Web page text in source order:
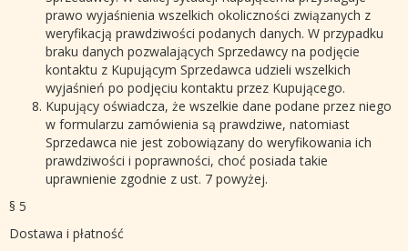
prawo wyjaśnienia wszelkich okoliczności związanych z
weryfikacją prawdziwości podanych danych. W przypadku
braku danych pozwalających Sprzedawcy na podjęcie
kontaktu z Kupującym Sprzedawca udzieli wszelkich
wyjaśnień po podjęciu kontaktu przez Kupującego.
Kupujący oświadcza, że wszelkie dane podane przez niego
w formularzu zamówienia są prawdziwe, natomiast
Sprzedawca nie jest zobowiązany do weryfikowania ich
prawdziwości i poprawności, choć posiada takie
uprawnienie zgodnie z ust. 7 powyżej.
§ 5
Dostawa i płatność